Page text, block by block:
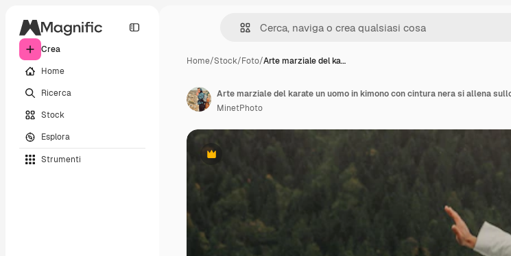
Crea
Home
Ricerca
Stock
Esplora
Strumenti
Home/Stock/Foto/Arte marziale del ka…
Premium
MinetPhoto